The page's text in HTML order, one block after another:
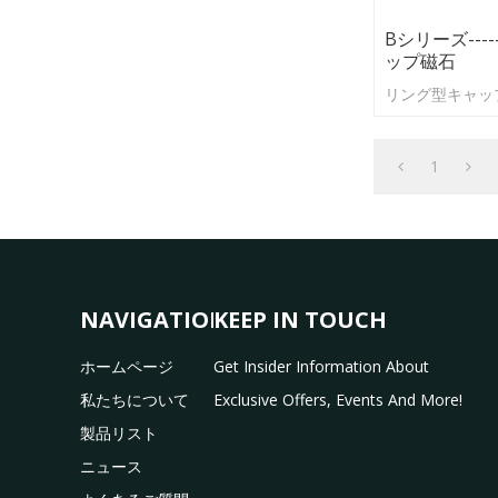
Bシリーズ
ップ磁石
リング型キャ
1
NAVIGATION
ホームページ
私たちについて
製品リスト
ニュース
KEEP IN TOUCH
Get Insider Information About
Exclusive Offers, Events And More!